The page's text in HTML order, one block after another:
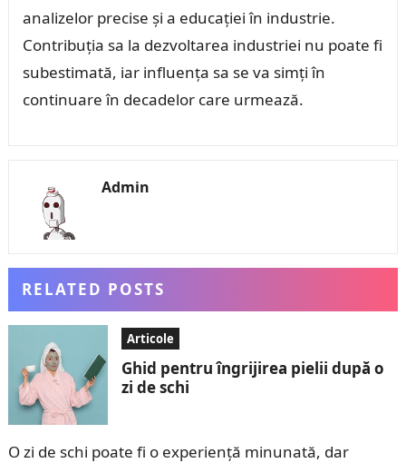
analizelor precise și a educației în industrie.
Contribuția sa la dezvoltarea industriei nu poate fi
subestimată, iar influența sa se va simți în
continuare în decadelor care urmează.
Admin
RELATED POSTS
Articole
Ghid pentru îngrijirea pielii după o
zi de schi
O zi de schi poate fi o experiență minunată, dar